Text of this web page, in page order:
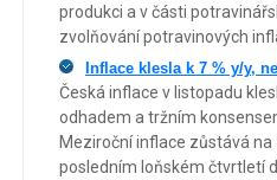
produkci a v části
zvolňování potravinových
Inflace klesla k 7 % y/y,
Česká inflace v listopadu
odhadem a tržním
Meziroční inflace zůstává na
posledním loňském čtvrtletí